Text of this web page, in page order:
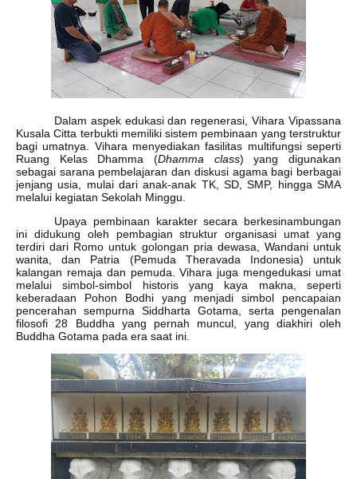
Dalam aspek edukasi dan regenerasi, Vihara Vipassana
Kusala Citta terbukti memiliki sistem pembinaan yang terstruktur
bagi umatnya. Vihara menyediakan fasilitas multifungsi seperti
Ruang Kelas Dhamma (Dhamma class) yang digunakan
sebagai sarana pembelajaran dan diskusi agama bagi berbagai
jenjang usia, mulai dari anak-anak TK, SD, SMP, hingga SMA
melalui kegiatan Sekolah Minggu.
Upaya pembinaan karakter secara berkesinambungan
ini didukung oleh pembagian struktur organisasi umat yang
terdiri dari Romo untuk golongan pria dewasa, Wandani untuk
wanita, dan Patria (Pemuda Theravada Indonesia) untuk
kalangan remaja dan pemuda. Vihara juga mengedukasi umat
melalui simbol-simbol historis yang kaya makna, seperti
keberadaan Pohon Bodhi yang menjadi simbol pencapaian
pencerahan sempurna Siddharta Gotama, serta pengenalan
filosofi 28 Buddha yang pernah muncul, yang diakhiri oleh
Buddha Gotama pada era saat ini.